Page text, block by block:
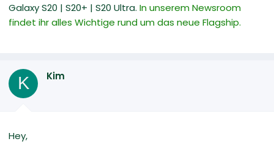
Galaxy S20 | S20+ | S20 Ultra. In unserem Newsroom
findet ihr alles Wichtige rund um das neue Flagship.
K Kim
Hey,